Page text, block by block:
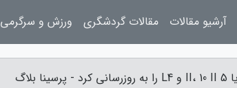
آرشیو مقالات مقالات گردشگری ورزش و سرگرمی